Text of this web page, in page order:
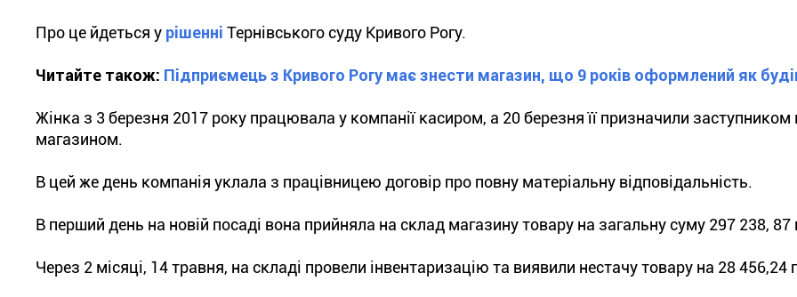
Про це йдеться у рішенні Тернівського суду Кривого Рогу.
Читайте також: Підприємець з Кривого Рогу має знести магазин, що 9 років оформлений як
Жінка з 3 березня 2017 року працювала у компанії касиром, а 20 березня її призначили
магазином.
В цей же день компанія уклала з працівницею договір про повну матеріальну відповідальність.
В перший день на новій посаді вона прийняла на склад магазину товару на загальну суму 297 238, 87
Через 2 місяці, 14 травня, на складі провели інвентаризацію та виявили нестачу товару на 28 456,24